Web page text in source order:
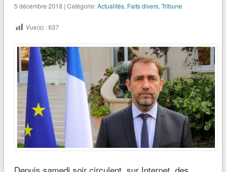
5 décembre 2018 | Catégorie:Actualités, Faits divers, Tribune
Vue(s) :637